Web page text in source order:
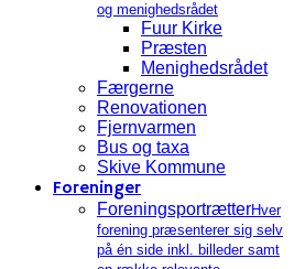
og menighedsrådet
Fuur Kirke
Præsten
Menighedsrådet
Færgerne
Renovationen
Fjernvarmen
Bus og taxa
Skive Kommune
Foreninger
ForeningsportrætterHver
forening præsenterer sig selv
på én side inkl. billeder samt